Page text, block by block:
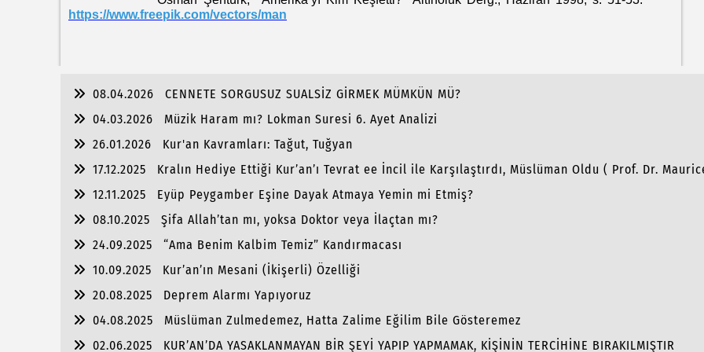
https://www.freepik.com/vectors/man
08.04.2026
CENNETE SORGUSUZ SUALSİZ GİRMEK MÜMKÜN MÜ?
04.03.2026
Müzik Haram mı? Lokman Suresi 6. Ayet Analizi
26.01.2026
Kur'an Kavramları: Tağut, Tuğyan
17.12.2025
Kralın Hediye Ettiği Kur’an’ı Tevrat ee İncil ile Karşılaştırdı, Müslüman Oldu ( Prof. Dr.
12.11.2025
Eyüp Peygamber Eşine Dayak Atmaya Yemin mi Etmiş?
08.10.2025
Şifa Allah’tan mı, yoksa Doktor veya İlaçtan mı?
24.09.2025
“Ama Benim Kalbim Temiz” Kandırmacası
10.09.2025
Kur’an’ın Mesani (İkişerli) Özelliği
20.08.2025
Deprem Alarmı Yapıyoruz
04.08.2025
Müslüman Zulmedemez, Hatta Zalime Eğilim Bile Gösteremez
02.06.2025
KUR’AN’DA YASAKLANMAYAN BİR ŞEYİ YAPIP YAPMAMAK, KİŞİNİN TERCİHİNE BIRAKILMIŞTIR